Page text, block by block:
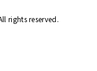
rights reserved.